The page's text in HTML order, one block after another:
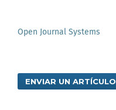
Open Journal Systems
ENVIAR UN ARTÍCULO